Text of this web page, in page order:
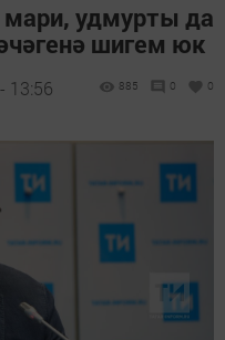
удмурты да
шигем юк
13:56 885 0 0